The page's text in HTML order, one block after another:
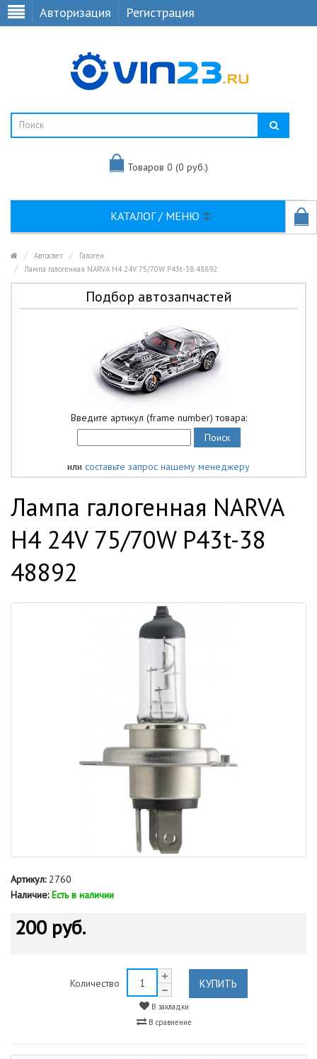
Авторизация Регистрация
Товаров 0 (0 руб.)
КАТАЛОГ / МЕНЮ
Автосвет
Галоген
Лампа галогенная NARVA H4 24V 75/70W P43t-38 48892
Подбор автозапчастей
Введите артикул (frame number) товара:
или составьте запрос нашему менеджеру
Лампа галогенная NARVA
H4 24V 75/70W P43t-38
48892
Артикул:2760
Наличие: Есть в наличии
200 руб.
Количество КУПИТЬ
В закладки
В сравнение